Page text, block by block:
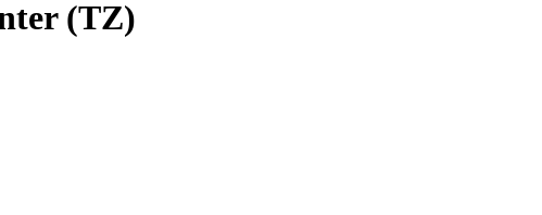
(TZ)